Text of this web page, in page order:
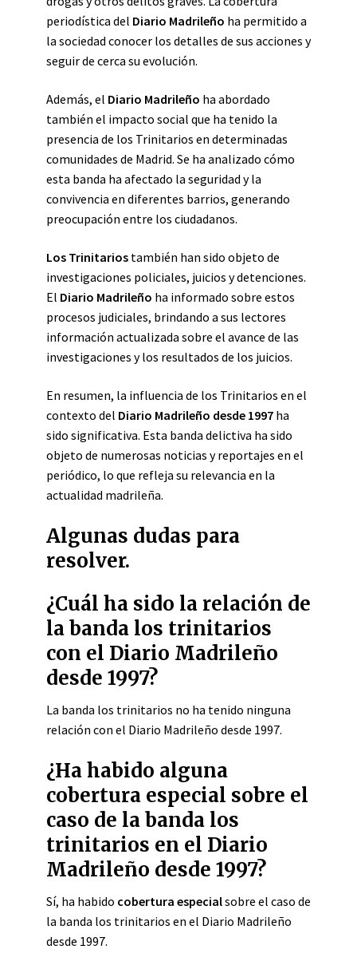
periodística del Diario Madrileño ha permitido a
la sociedad conocer los detalles de sus acciones y
seguir de cerca su evolución.
Además, el Diario Madrileño ha abordado
también el impacto social que ha tenido la
presencia de los Trinitarios en determinadas
comunidades de Madrid. Se ha analizado cómo
esta banda ha afectado la seguridad y la
convivencia en diferentes barrios, generando
preocupación entre los ciudadanos.
Los Trinitarios también han sido objeto de
investigaciones policiales, juicios y detenciones.
El Diario Madrileño ha informado sobre estos
procesos judiciales, brindando a sus lectores
información actualizada sobre el avance de las
investigaciones y los resultados de los juicios.
En resumen, la influencia de los Trinitarios en el
contexto del Diario Madrileño desde 1997 ha
sido significativa. Esta banda delictiva ha sido
objeto de numerosas noticias y reportajes en el
periódico, lo que refleja su relevancia en la
actualidad madrileña.
Algunas dudas para
resolver.
¿Cuál ha sido la relación de
la banda los trinitarios
con el Diario Madrileño
desde 1997?
La banda los trinitarios no ha tenido ninguna
relación con el Diario Madrileño desde 1997.
¿Ha habido alguna
cobertura especial sobre el
caso de la banda los
trinitarios en el Diario
Madrileño desde 1997?
Sí, ha habido cobertura especialsobre el caso de
la banda los trinitarios en el Diario Madrileño
desde 1997.